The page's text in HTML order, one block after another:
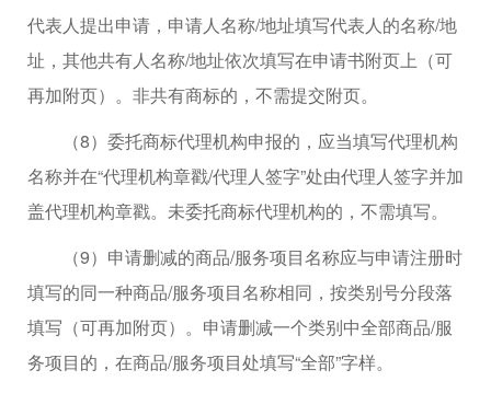
代表人提出申请，申请人名称/地址填写代表人的名称/地
址，其他共有人名称/地址依次填写在申请书附页上（可
再加附页）。非共有商标的，不需提交附页。
（8）委托商标代理机构申报的，应当填写代理机构
名称并在“代理机构章戳/代理人签字”处由代理人签字并加
盖代理机构章戳。未委托商标代理机构的，不需填写。
（9）申请删减的商品/服务项目名称应与申请注册时
填写的同一种商品/服务项目名称相同，按类别号分段落
填写（可再加附页）。申请删减一个类别中全部商品/服
务项目的，在商品/服务项目处填写“全部”字样。